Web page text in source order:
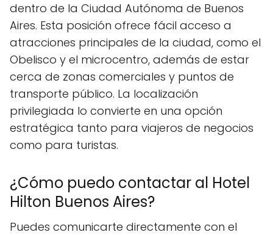
dentro de la Ciudad Autónoma de Buenos
Aires. Esta posición ofrece fácil acceso a
atracciones principales de la ciudad, como el
Obelisco y el microcentro, además de estar
cerca de zonas comerciales y puntos de
transporte público. La localización
privilegiada lo convierte en una opción
estratégica tanto para viajeros de negocios
como para turistas.
¿Cómo puedo contactar al Hotel
Hilton Buenos Aires?
Puedes comunicarte directamente con el